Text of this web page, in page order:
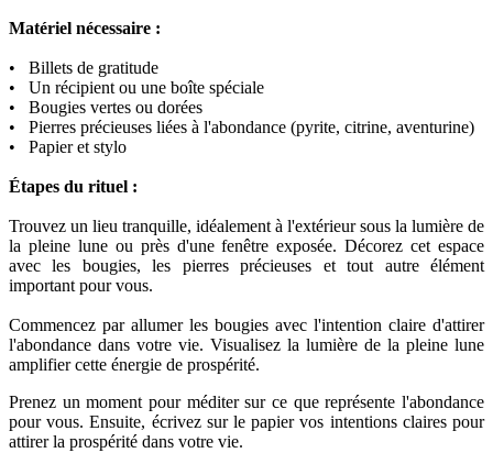
Matériel nécessaire :
• Billets de gratitude
• Un récipient ou une boîte spéciale
• Bougies vertes ou dorées
• Pierres précieuses liées à l'abondance (pyrite, citrine, aventurine)
• Papier et stylo
Étapes du rituel :
Trouvez un lieu tranquille, idéalement à l'extérieur sous la lumière de
la pleine lune ou près d'une fenêtre exposée. Décorez cet espace
avec les bougies, les pierres précieuses et tout autre élément
important pour vous.
Commencez par allumer les bougies avec l'intention claire d'attirer
l'abondance dans votre vie. Visualisez la lumière de la pleine lune
amplifier cette énergie de prospérité.
Prenez un moment pour méditer sur ce que représente l'abondance
pour vous. Ensuite, écrivez sur le papier vos intentions claires pour
attirer la prospérité dans votre vie.